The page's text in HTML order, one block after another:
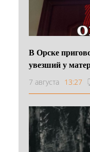
В Орске
увезший у
7 августа 13:27